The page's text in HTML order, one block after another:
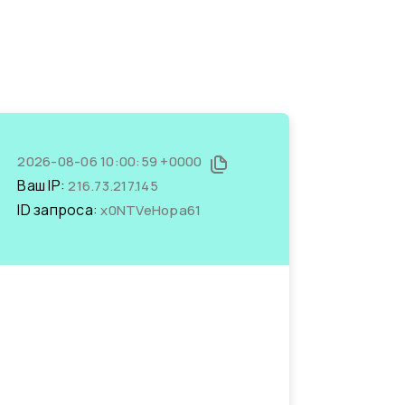
2026-08-06 10:00:59 +0000
Ваш IP:216.73.217.145
ID запроса:x0NTVeHopa61